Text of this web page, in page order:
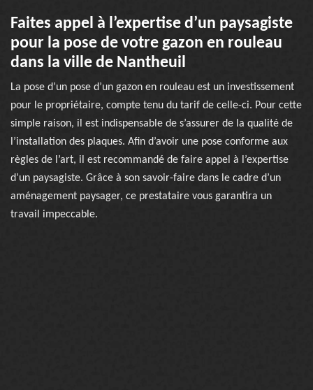
Faites appel à l’expertise d’un paysagiste
pour la pose de votre gazon en rouleau
dans la ville de Nantheuil
La pose d’un pose d’un gazon en rouleau est un investissement
pour le propriétaire, compte tenu du tarif de celle-ci. Pour cette
simple raison, il est indispensable de s’assurer de la qualité de
l’installation des plaques. Afin d’avoir une pose conforme aux
règles de l’art, il est recommandé de faire appel à l’expertise
d’un paysagiste. Grâce à son savoir-faire dans le cadre d’un
aménagement paysager, ce prestataire vous garantira un
travail impeccable.